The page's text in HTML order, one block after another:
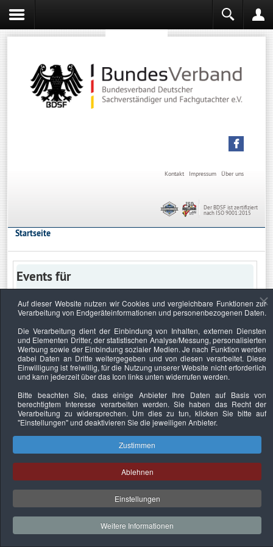
Über uns
Impressum
Kontakt
Der BDSF ist zertifiziert
nach ISO 9001:2015
Startseite
Events für
Keine Termine
Datenschutzerklärung Urheberrechtsnachweise Nachhaltigkeit
Copyright © 2026. Bundesverband Deutscher
Sachverständiger und Fachgutachter e.V..
Auf dieser Website nutzen wir Cookies und vergleichbare Funktionen zur
Verarbeitung von Endgeräteinformationen und personenbezogenen Daten.
Die Verarbeitung dient der Einbindung von Inhalten, externen Diensten
und Elementen Dritter, der statistischen Analyse/Messung, personalisierten
Werbung sowie der Einbindung sozialer Medien. Je nach Funktion werden
dabei Daten an Dritte weitergegeben und von diesen verarbeitet. Diese
Einwilligung ist freiwillig, für die Nutzung unserer Website nicht erforderlich
und kann jederzeit über das Icon links unten widerrufen werden.
Bitte beachten Sie, dass einige Anbieter Ihre Daten auf Basis von
berechtigtem Interesse verarbeiten werden. Sie haben das Recht der
Verarbeitung zu widersprechen. Um dies zu tun, klicken Sie bitte auf
"Einstellungen"und deaktivieren Sie die jeweiligen Anbieter.
Zustimmen
Ablehnen
Einstellungen
Weitere Informationen